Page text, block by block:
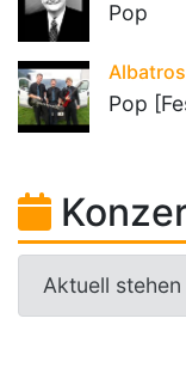
Pop
Albatros
Pop
Aktuell